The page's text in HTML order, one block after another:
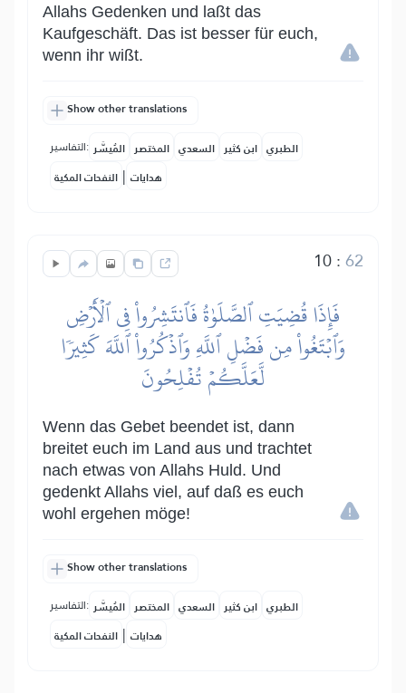
Allahs Gedenken und laßt das
Kaufgeschäft. Das ist besser für euch,
wenn ihr wißt.
Show other translations
التفاسير: المُيسَّر المختصر السعدي ابن كثير الطبري
النفحات المكية | هدايات
10:62
فَإِذَا قُضِيَتِ ٱلصَّلَوٰةُ فَٱنتَشِرُواْ فِي ٱلۡأَرۡضِ
وَٱبۡتَغُواْ مِن فَضۡلِ ٱللَّهِ وَٱذۡكُرُواْ ٱللَّهَ كَثِيرٗا
لَّعَلَّكُمۡ تُفۡلِحُونَ
Wenn das Gebet beendet ist, dann
breitet euch im Land aus und trachtet
nach etwas von Allahs Huld. Und
gedenkt Allahs viel, auf daß es euch
wohl ergehen möge!
Show other translations
التفاسير: المُيسَّر المختصر السعدي ابن كثير الطبري
النفحات المكية | هدايات